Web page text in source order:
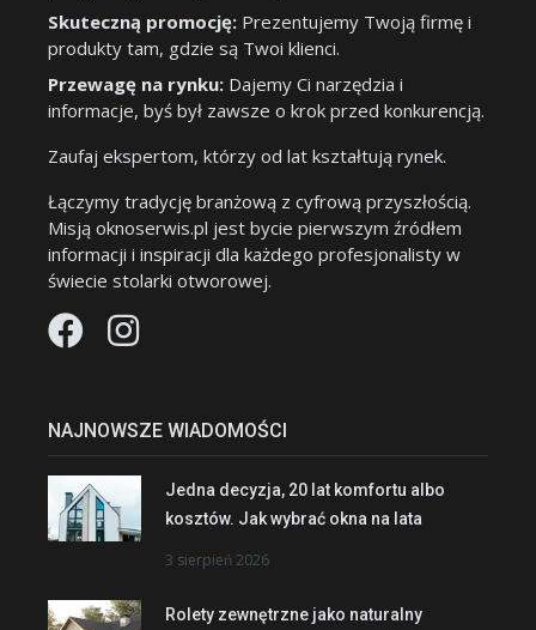
Skuteczną promocję: Prezentujemy Twoją firmę i
produkty tam, gdzie są Twoi klienci.
Przewagę na rynku: Dajemy Ci narzędzia i
informacje, byś był zawsze o krok przed konkurencją.
Zaufaj ekspertom, którzy od lat kształtują rynek.
Łączymy tradycję branżową z cyfrową przyszłością.
Misją oknoserwis.pl jest bycie pierwszym źródłem
informacji i inspiracji dla każdego profesjonalisty w
świecie stolarki otworowej.
NAJNOWSZE WIADOMOŚCI
Jedna decyzja, 20 lat komfortu albo
kosztów. Jak wybrać okna na lata
3 sierpień 2026
Rolety zewnętrzne jako naturalny